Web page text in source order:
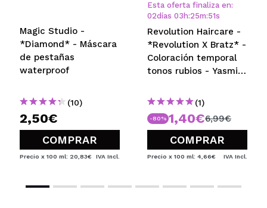
Magic Studio -
*Diamond* - Máscara
de pestañas
waterproof
(10)
2,50€
COMPRAR
Precio x 100 ml: 20,83€ IVA Incl.
Esta oferta finaliza en:
02días 03 h:25m:51s
Revolution Haircare -
*Revolution X Bratz* -
Coloración temporal
tonos rubios - Yasmin
(1)
-80% 1,40€6,99€
COMPRAR
Precio x 100 ml: 4,66€ IVA Incl.